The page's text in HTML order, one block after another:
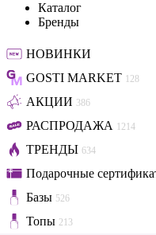
Каталог
Бренды
НОВИНКИ
GOSTI MARKET 128
АКЦИИ 386
РАСПРОДАЖА 1214
ТРЕНДЫ 634
Подарочные
Базы 526
Топы 213